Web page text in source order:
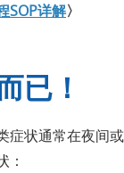
SOP详解〉
已！
状通常在夜间
：